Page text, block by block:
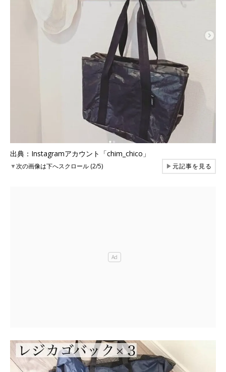
出典：Instagramアカウント「chim_chico」
▼次の画像は下へスクロール (2/5) ▶元記事を見る